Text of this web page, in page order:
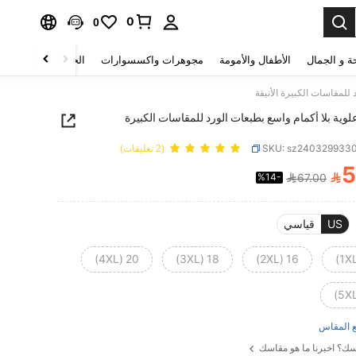
0
0
و الجمال الأطفال والأمومة مجوهرات واكسسوارات الحقائب والأمتعة
الكبيرة الأنيقة
بلا أكمام واسع بطبعات الورد للمقاسات الكبيرة
SKU: (2 تعليقات)
PRICE AND 
67.00
%14-
US قياسي
16 (2XL)
18 (3XL)
20 (4XL)
المقاس
اخبرنا ما هو مقاسك